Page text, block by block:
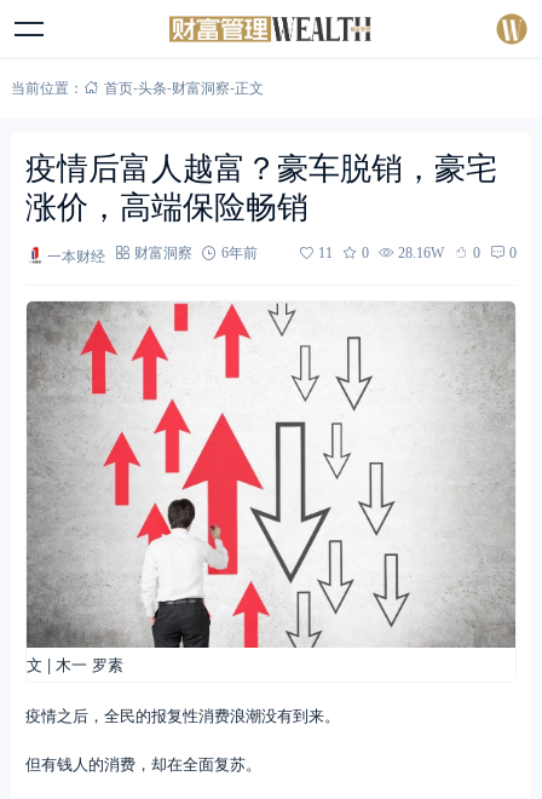
当前位置： 首页-头条-财富洞察-正文
疫情后富人越富？豪车脱销，豪宅
涨价，高端保险畅销
一本财经 财富洞察 6年前 11 0 28.16W 0 0
文 | 木一 罗素
疫情之后，全民的报复性消费浪潮没有到来。
但有钱人的消费，却在全面复苏。